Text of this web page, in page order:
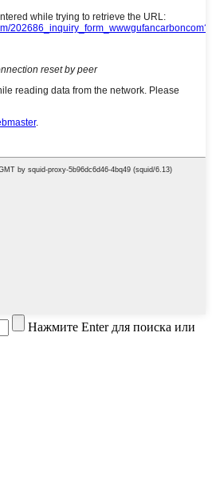
Нажмите Enter для поиска или